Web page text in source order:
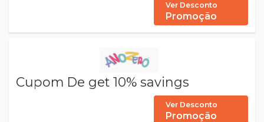
Ver Desconto
Promoção
Cupom De get 10% savings
Ver Desconto
Promoção